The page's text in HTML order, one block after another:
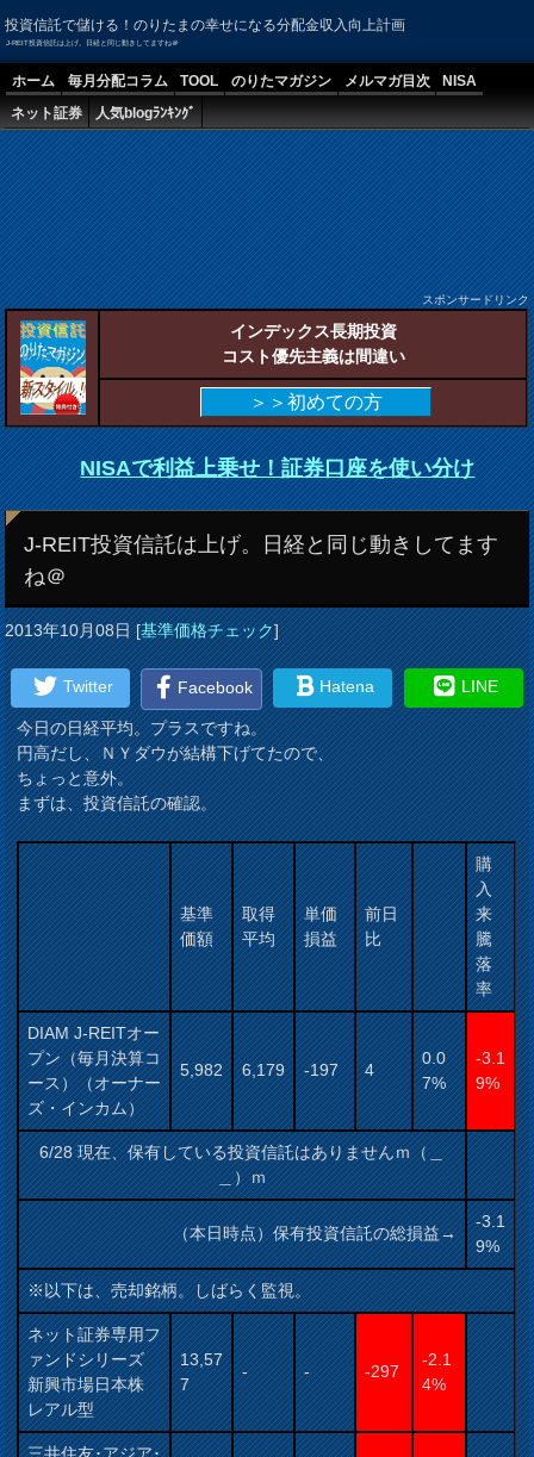
投資信託で儲ける！のりたまの幸せになる分配金収入向上計画
J-REIT投資信託は上げ。日経と同じ動きしてますね＠
ホーム 毎月分配コラム TOOL のりたマガジン メルマガ目次
NISA
ネット証券
人気blogﾗﾝｷﾝｸﾞ
スポンサードリンク
インデックス長期投資
コスト優先主義は間違い
＞＞初めての方
NISAで利益上乗せ！証券口座を使い分け
J-REIT投資信託は上げ。日経と同じ動きしてます
ね＠
2013年10月08日[基準価格チェック]
Twitter Facebook Hatena LINE
今日の日経平均。プラスですね。
円高だし、ＮＹダウが結構下げてたので、
ちょっと意外。
まずは、投資信託の確認。
基準
価額
取得
平均
単価
損益
前日
比
購
入
来
騰
落
率
DIAM J-REITオー
プン（毎月決算コ
ース）（オーナー
ズ・インカム）
5,982 6,179 -197 4
0.0
7%
-3.1
9%
6/28 現在、保有している投資信託はありませんｍ（＿
＿）ｍ
（本日時点）保有投資信託の総損益→
-3.1
9%
※以下は、売却銘柄。しばらく監視。
ネット証券専用フ
ァンドシリーズ
新興市場日本株
レアル型
13,57
7
- - -297
-2.1
4%
三井住友･アジア･